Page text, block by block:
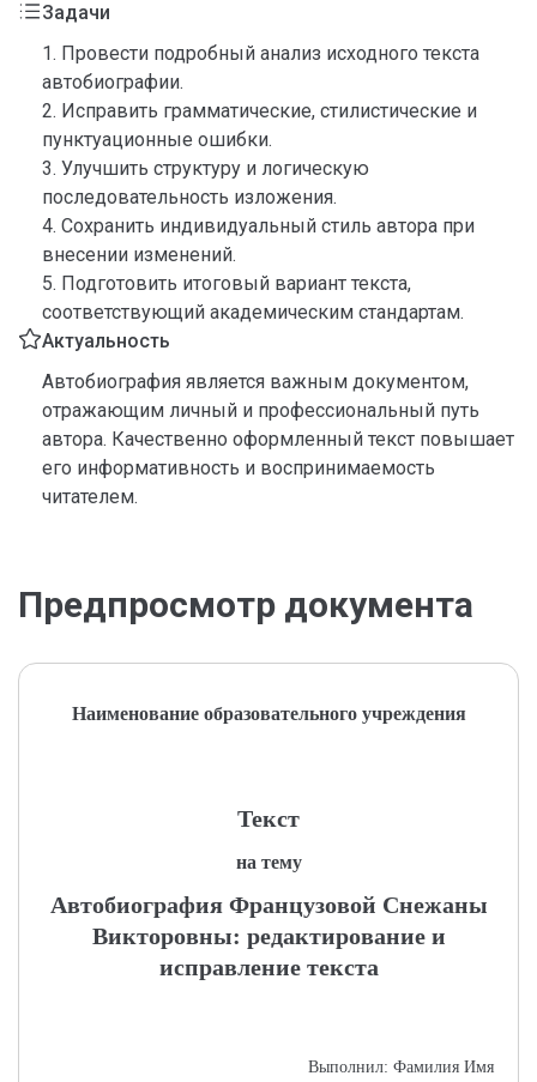
Задачи
1. Провести подробный анализ исходного текста
автобиографии.
2. Исправить грамматические, стилистические и
пунктуационные ошибки.
3. Улучшить структуру и логическую
последовательность изложения.
4. Сохранить индивидуальный стиль автора при
внесении изменений.
5. Подготовить итоговый вариант текста,
соответствующий академическим стандартам.
Актуальность
Автобиография является важным документом,
отражающим личный и профессиональный путь
автора. Качественно оформленный текст повышает
его информативность и воспринимаемость
читателем.
Предпросмотр документа
Наименование образовательного учреждения
Текст
на тему
Автобиография Французовой Снежаны
Викторовны: редактирование и
исправление текста
Выполнил: Фамилия Имя